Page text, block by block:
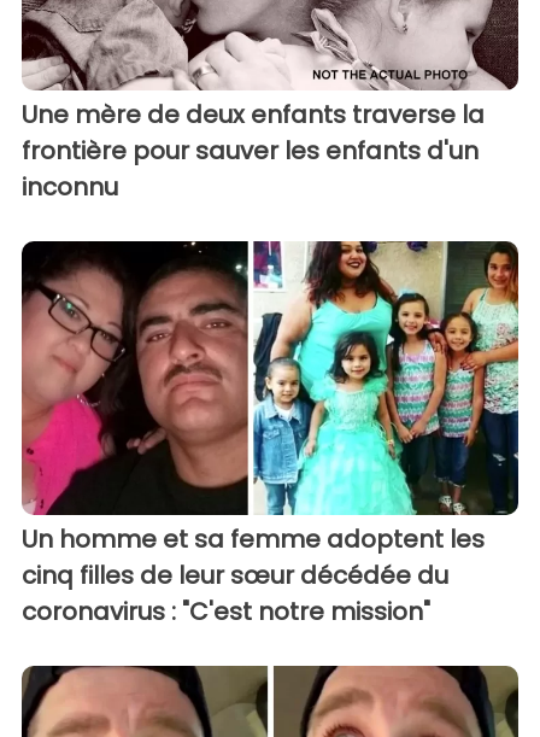
Une mère de deux enfants traverse la
frontière pour sauver les enfants d'un
inconnu
Un homme et sa femme adoptent les
cinq filles de leur sœur décédée du
coronavirus : "C'est notre mission"